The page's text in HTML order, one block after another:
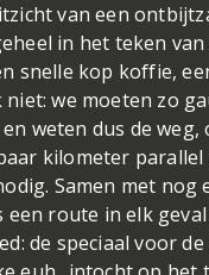
van een
in het teken
snelle kop koffie,
we moeten zo
weten dus de
kilometer
Samen met nog
een route in elk
de speciaal voor de